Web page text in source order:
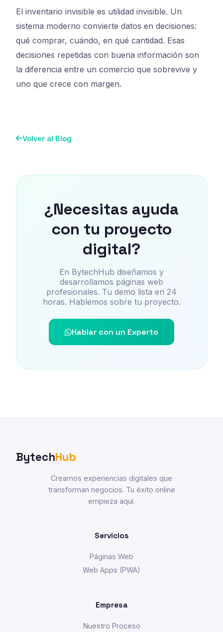
El inventario invisible es utilidad invisible. Un
sistema moderno convierte datos en decisiones:
qué comprar, cuándo, en qué cantidad. Esas
decisiones repetidas con buena información son
la diferencia entre un comercio que sobrevive y
uno que crece con margen.
Volver al Blog
¿Necesitas ayuda
con tu proyecto
digital?
En BytechHub diseñamos y
desarrollamos páginas web
profesionales. Tu demo lista en 24
horas. Hablemos sobre tu proyecto.
Hablar con un Experto
BytechHub
Creamos experiencias digitales que
transforman negocios. Tu éxito online
empieza aquí.
Servicios
Páginas Web
Web Apps (PWA)
Empresa
Nuestro Proceso